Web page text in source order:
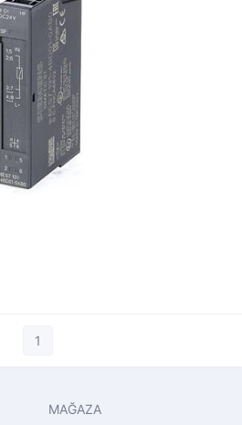
1
MAĞAZA